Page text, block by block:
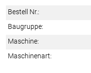
Bestell Nr.:
Baugruppe:
Maschine:
Maschinenart: